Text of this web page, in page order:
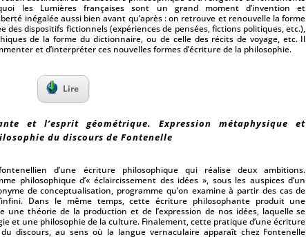
les Lumières françaises sont un grand moment d’invention et
inégalée aussi bien avant qu’après : on retrouve et renouvelle la forme
des dispositifs fictionnels (expériences de pensées, fictions politiques, etc.),
de la forme du dictionnaire, ou de celle des récits de voyage, etc. Il
et d’interpréter ces nouvelles formes d’écriture de la philosophie.
Lire
et l’esprit géométrique. Expression métaphysique et
du discours de Fontenelle
d’une écriture philosophique qui réalise deux ambitions.
philosophique d’« éclaircissement des idées », sous les auspices d’un
de conceptualisation, programme qu’on examine à partir des cas de
Dans le même temps, cette écriture philosophante produit une
une théorie de la production et de l’expression de nos idées, laquelle se
et une philosophie de la culture. Finalement, cette pratique d’une écriture
discours, au sens où la langue vernaculaire apparaît chez Fontenelle